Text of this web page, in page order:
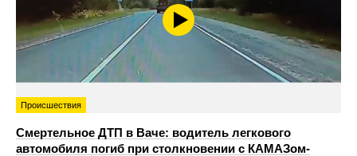
Происшествия
Смертельное ДТП в Ваче: водитель легкового
автомобиля погиб при столкновении с КАМАЗом-